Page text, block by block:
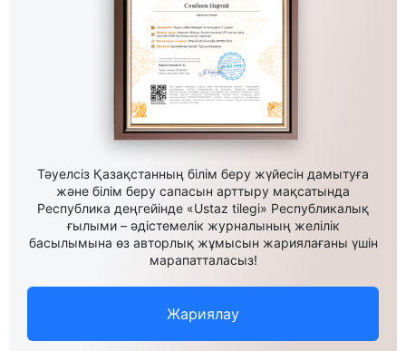
Тәуелсіз Қазақстанның білім беру жүйесін дамытуға
және білім беру сапасын арттыру мақсатында
Республика деңгейінде «Ustaz tilegi» Республикалық
ғылыми – әдістемелік журналының желілік
басылымына өз авторлық жұмысын жариялағаны үшін
марапатталасыз!
Жариялау